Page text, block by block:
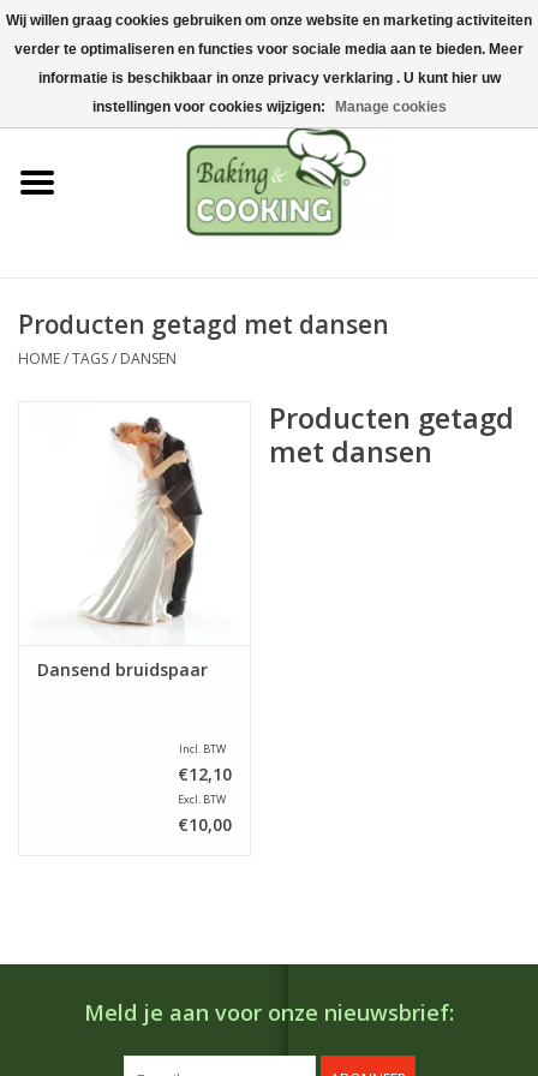
Home
Bak-& kookgerei
Machines & onderdelen
Chocolade & ijsbereiding
Hygiëne & opslag
Grondstoffen & Presentatie
Producten getagd met dansen
HOME/TAGS/ DANSEN
Dansend bruidspaar
Incl. BTW
€12,10
Excl. BTW
€10,00
Producten getagd
met dansen
Meld je aan voor onze nieuwsbrief:
Wij willen graag cookies gebruiken om onze website en marketing activiteiten
verder te optimaliseren en functies voor sociale media aan te bieden. Meer
informatie is beschikbaar in onze privacy verklaring . U kunt hier uw
instellingen voor cookies wijzigen:
Manage cookies